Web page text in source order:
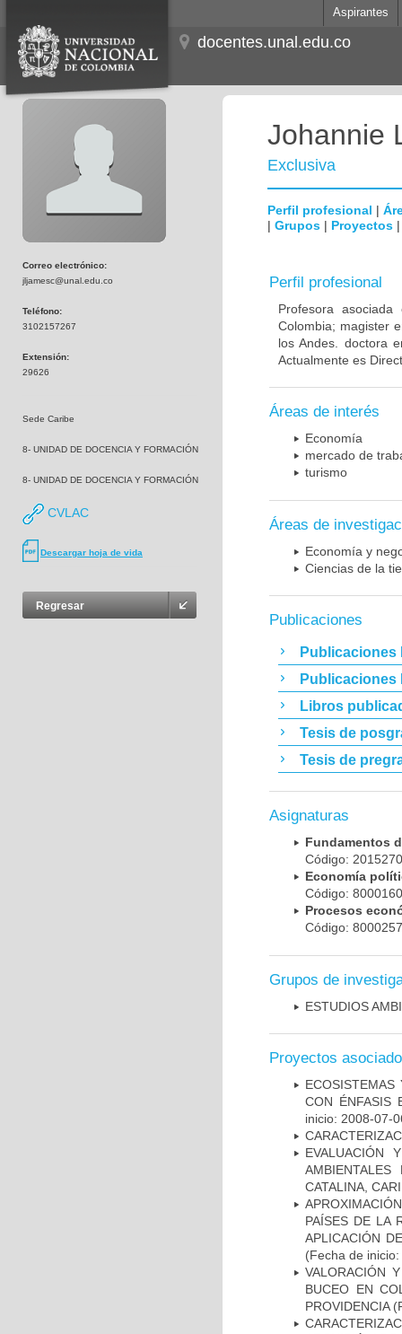
Aspirantes
docentes.unal.edu.co
Correo electrónico:
jljamesc@unal.edu.co
Teléfono:
3102157267
Extensión:
29626
Sede Caribe
8- UNIDAD DE DOCENCIA Y FORMACIÓN
8- UNIDAD DE DOCENCIA Y FORMACIÓN
CVLAC
Descargar hoja de vida
Regresar
Johannie
Exclusiva
Perfil profesional |
| Grupos | Proyectos
Perfil profesional
Profesora
Colombia; magister
los Andes. doctora
Actualmente es
Áreas de interés
Economía
mercado de
turismo
Áreas de
Economía y
Ciencias de la
Publicaciones
Publicaciones
Publicaciones
Libros
Tesis de
Tesis de
Asignaturas
Fundamentos
Código:
Economía
Código:
Procesos
Código:
Grupos de
ESTUDIOS
Proyectos
CON ÉNFASIS
inicio: 2008-07-
EVALUACIÓN
CATALINA,
PAÍSES DE LA
APLICACIÓN
(Fecha de
VALORACIÓN
BUCEO EN
PROVIDENCIA